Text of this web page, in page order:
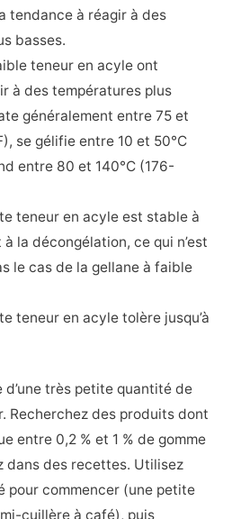
tendance à réagir à des
basses.
teneur en acyle ont
à des températures plus
généralement entre 75 et
se gélifie entre 10 et 50°C
entre 80 et 140°C (176-
teneur en acyle est stable à
la décongélation, ce qui n’est
le cas de la gellane à faible
teneur en acyle tolère jusqu’à
d’une très petite quantité de
Recherchez des produits dont
entre 0,2 % et 1 % de gomme
dans des recettes. Utilisez
pour commencer (une petite
cuillère à café), puis